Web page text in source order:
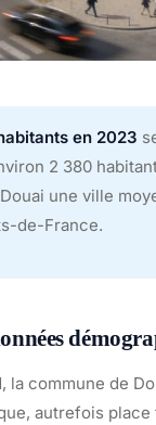
en 2023
2 380
une ville
de-France.
la commune de
autrefois